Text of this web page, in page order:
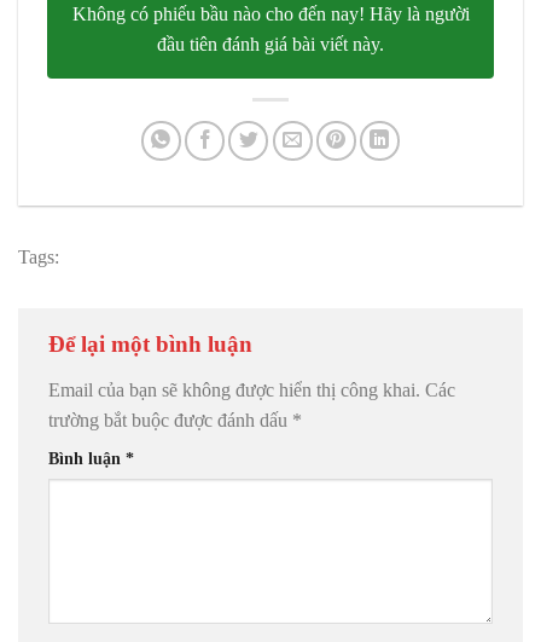
Không có phiếu bầu nào cho đến nay! Hãy là người
đầu tiên đánh giá bài viết này.
Tags:
Để lại một bình luận
Email của bạn sẽ không được hiển thị công khai. Các
trường bắt buộc được đánh dấu *
Bình luận *